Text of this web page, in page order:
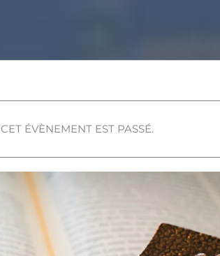
CET ÉVÈNEMENT EST PASSÉ.